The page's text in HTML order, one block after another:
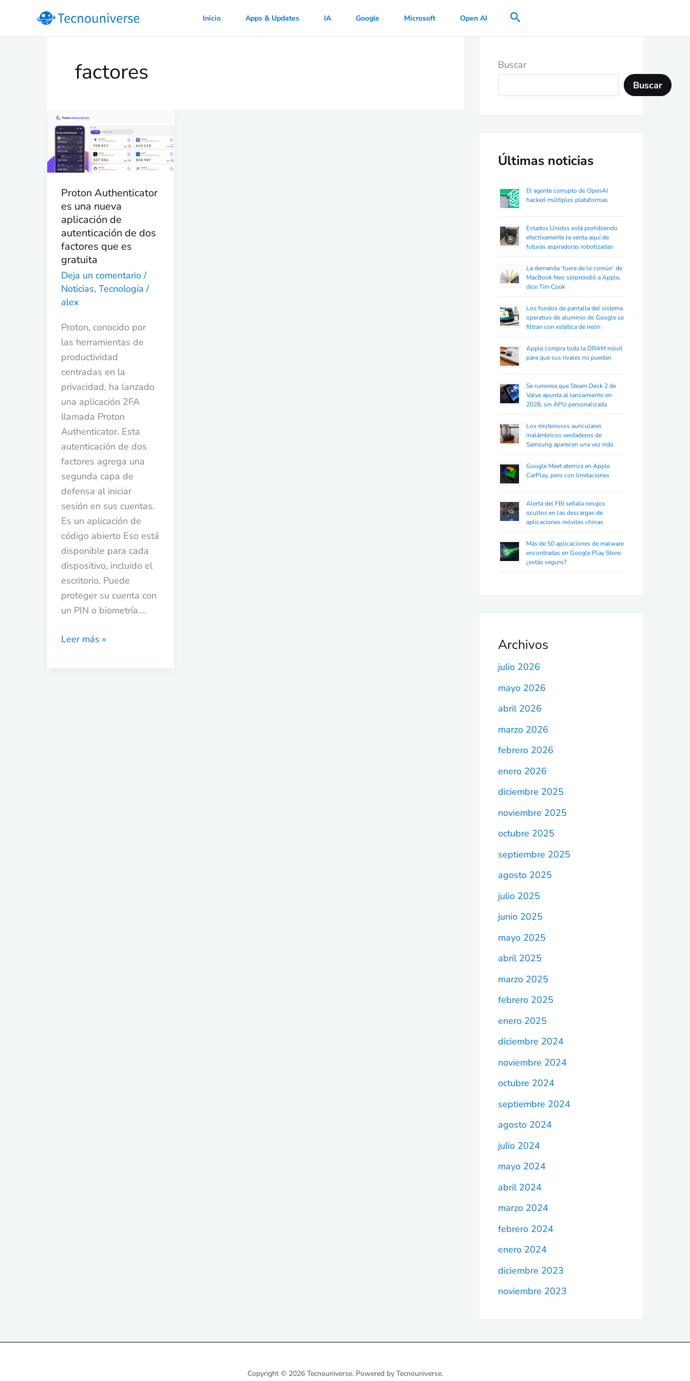
Inicio Apps & Updates IA Google Microsoft Open AI Buscar
factores
Proton Authenticator
es una nueva
aplicación de
autenticación de dos
factores que es
gratuita
Deja un comentario /
Noticias, Tecnología /
alex
Proton, conocido por
las herramientas de
productividad
centradas en la
privacidad, ha lanzado
una aplicación 2FA
llamada Proton
Authenticator. Esta
autenticación de dos
factores agrega una
segunda capa de
defensa al iniciar
sesión en sus cuentas.
Es un aplicación de
código abierto Eso está
disponible para cada
dispositivo, incluido el
escritorio. Puede
proteger su cuenta con
un PIN o biometría….
Proton
Authenticator
es
una
nueva
aplicación
de
autenticación
de
dos
factores
que
es
gratuita
Leer más »
Buscar
Buscar
Últimas noticias
El agente corrupto de OpenAI
hackeó múltiples plataformas
Estados Unidos está prohibiendo
efectivamente la venta aquí de
futuras aspiradoras robotizadas
La demanda ‘fuera de lo común’ de
MacBook Neo sorprendió a Apple,
dice Tim Cook
Los fondos de pantalla del sistema
operativo de aluminio de Google se
filtran con estética de neón
Apple compra toda la DRAM móvil
para que sus rivales no puedan
Se rumorea que Steam Deck 2 de
Valve apunta al lanzamiento en
2028, sin APU personalizada
Los misteriosos auriculares
inalámbricos verdaderos de
Samsung aparecen una vez más
Google Meet aterriza en Apple
CarPlay, pero con limitaciones
Alerta del FBI señala riesgos
ocultos en las descargas de
aplicaciones móviles chinas
Más de 50 aplicaciones de malware
encontradas en Google Play Store:
¿estás seguro?
Archivos
julio 2026
mayo 2026
abril 2026
marzo 2026
febrero 2026
enero 2026
diciembre 2025
noviembre 2025
octubre 2025
septiembre 2025
agosto 2025
julio 2025
junio 2025
mayo 2025
abril 2025
marzo 2025
febrero 2025
enero 2025
diciembre 2024
noviembre 2024
octubre 2024
septiembre 2024
agosto 2024
julio 2024
mayo 2024
abril 2024
marzo 2024
febrero 2024
enero 2024
diciembre 2023
noviembre 2023
Copyright © 2026 Tecnouniverse. Powered by Tecnouniverse.